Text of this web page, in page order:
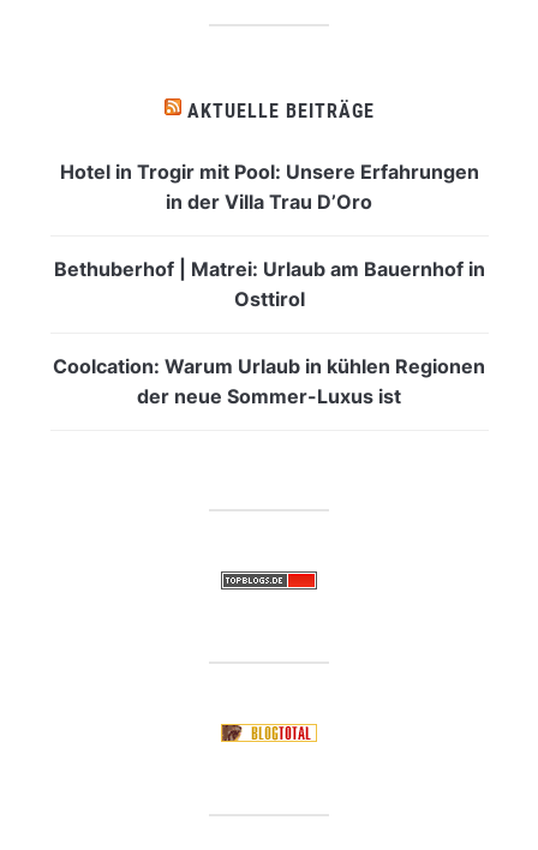
AKTUELLE BEITRÄGE
Hotel in Trogir mit Pool: Unsere Erfahrungen
in der Villa Trau D’Oro
Bethuberhof | Matrei: Urlaub am Bauernhof in
Osttirol
Coolcation: Warum Urlaub in kühlen Regionen
der neue Sommer-Luxus ist